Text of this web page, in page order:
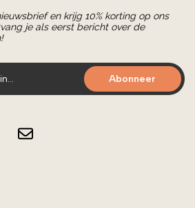
en krijg 10% korting op ons
je als eerst bericht over de
Abonneer